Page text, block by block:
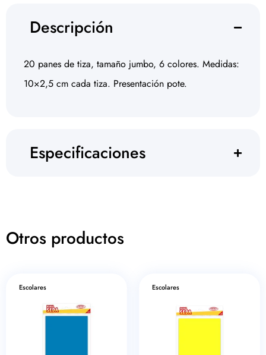
Descripción
20 panes de tiza, tamaño jumbo, 6 colores. Medidas:
10×2,5 cm cada tiza. Presentación pote.
Especificaciones
Otros productos
Escolares Escolares